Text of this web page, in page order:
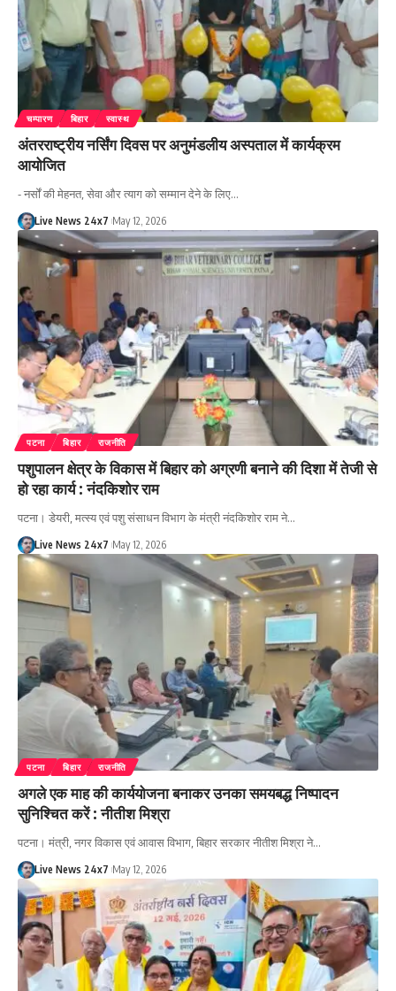
चम्पारण बिहार स्वास्थ
अंतरराष्ट्रीय नर्सिंग दिवस पर अनुमंडलीय अस्पताल में कार्यक्रम
आयोजित
- नर्सों की मेहनत, सेवा और त्याग को सम्मान देने के लिए…
Live News 24x7 May 12, 2026
पटना बिहार राजनीति
पशुपालन क्षेत्र के विकास में बिहार को अग्रणी बनाने की दिशा में तेजी से
हो रहा कार्य : नंदकिशोर राम
पटना। डेयरी, मत्स्य एवं पशु संसाधन विभाग के मंत्री नंदकिशोर राम ने…
Live News 24x7 May 12, 2026
पटना बिहार राजनीति
अगले एक माह की कार्ययोजना बनाकर उनका समयबद्ध निष्पादन
सुनिश्चित करें : नीतीश मिश्रा
पटना। मंत्री, नगर विकास एवं आवास विभाग, बिहार सरकार नीतीश मिश्रा ने…
Live News 24x7 May 12, 2026